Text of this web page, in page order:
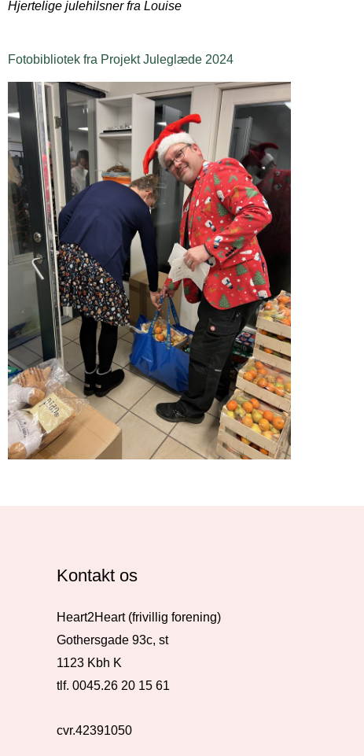
Hjertelige julehilsner fra Louise
Fotobibliotek fra Projekt Juleglæde 2024
Kontakt os
Heart2Heart (frivillig forening)
Gothersgade 93c, st
1123 Kbh K
tlf. 0045.26 20 15 61
cvr.42391050